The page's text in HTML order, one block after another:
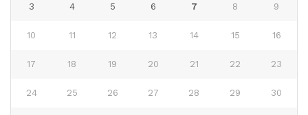
3 4 5 6 7 8 9
10 11 12 13 14 15 16
17 18 19 20 21 22 23
24 25 26 27 28 29 30